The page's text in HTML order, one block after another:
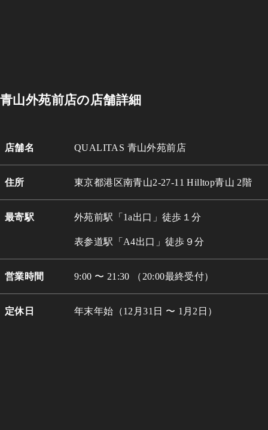
青山外苑前店の店舗詳細
店舗名 QUALITAS 青山外苑前店
住所 東京都港区南青山2-27-11 Hilltop青山 2階
最寄駅 外苑前駅「1a出口」徒歩１分
表参道駅「A4出口」徒歩９分
営業時間 9:00 〜 21:30 （20:00最終受付）
定休日 年末年始（12月31日 〜 1月2日）